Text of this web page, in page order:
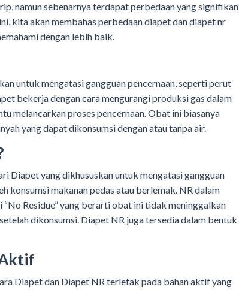
namun sebenarnya terdapat perbedaan yang signifikan
kita akan membahas perbedaan diapet dan diapet nr
dengan lebih baik.
untuk mengatasi gangguan pencernaan, seperti perut
bekerja dengan cara mengurangi produksi gas dalam
melancarkan proses pencernaan. Obat ini biasanya
yang dapat dikonsumsi dengan atau tanpa air.
Diapet yang dikhususkan untuk mengatasi gangguan
konsumsi makanan pedas atau berlemak. NR dalam
Residue” yang berarti obat ini tidak meninggalkan
dikonsumsi. Diapet NR juga tersedia dalam bentuk
Diapet dan Diapet NR terletak pada bahan aktif yang